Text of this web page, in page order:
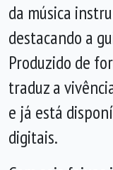
da música
destacando a
Produzido de
traduz a
e já está
digitais.